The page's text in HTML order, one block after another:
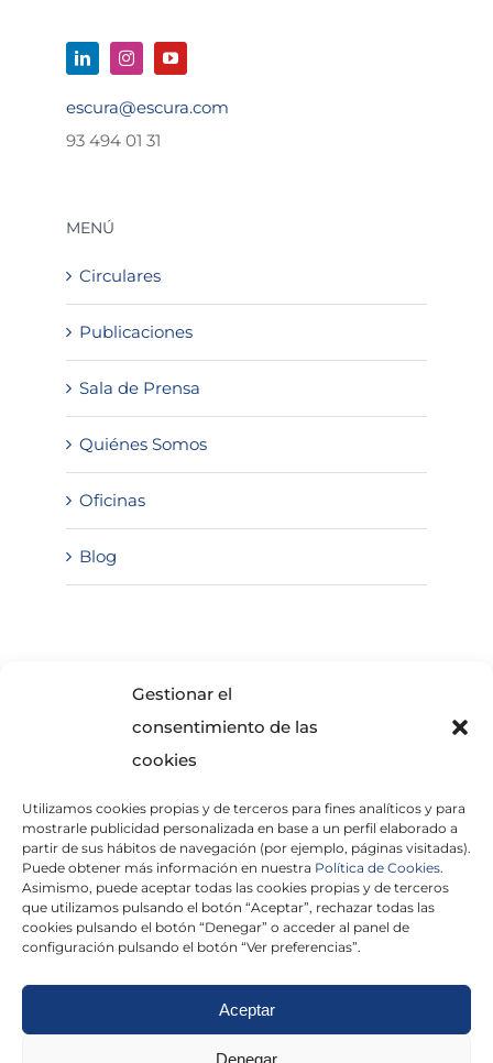
Gestionar el
consentimiento de las
cookies
Utilizamos cookies propias y de terceros para fines analíticos y para
mostrarle publicidad personalizada en base a un perfil elaborado a
partir de sus hábitos de navegación (por ejemplo, páginas visitadas).
Puede obtener más información en nuestra Política de Cookies.
Asimismo, puede aceptar todas las cookies propias y de terceros
que utilizamos pulsando el botón “Aceptar”, rechazar todas las
cookies pulsando el botón “Denegar” o acceder al panel de
configuración pulsando el botón “Ver preferencias”.
Aceptar
Denegar
escura@escura.com
93 494 01 31
MENÚ
Circulares
Publicaciones
Sala de Prensa
Quiénes Somos
Oficinas
Blog
He leído y acepto laPolítica de Privacidad
Politica de cookies|Aviso Legal